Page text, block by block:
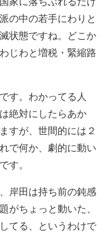
の中の若手にわりと
状態ですね。どこか
じわと増税・緊縮路
す。わかってる人
絶対にしたらあか
すが、世間的には２
で何か、劇的に動い
す。
岸田は持ち前の鈍感
がちょっと動いた、
てる、というわけで